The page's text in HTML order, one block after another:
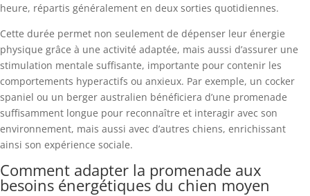
heure, répartis généralement en deux sorties quotidiennes.
Cette durée permet non seulement de dépenser leur énergie
physique grâce à une activité adaptée, mais aussi d’assurer une
stimulation mentale suffisante, importante pour contenir les
comportements hyperactifs ou anxieux. Par exemple, un cocker
spaniel ou un berger australien bénéficiera d’une promenade
suffisamment longue pour reconnaître et interagir avec son
environnement, mais aussi avec d’autres chiens, enrichissant
ainsi son expérience sociale.
Comment adapter la promenade aux
besoins énergétiques du chien moyen